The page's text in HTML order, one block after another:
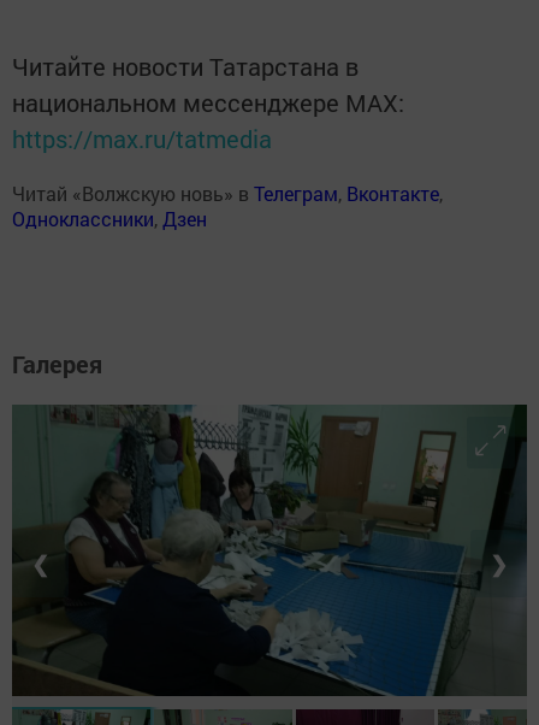
Читайте новости Татарстана в
национальном мессенджере MАХ:
https://max.ru/tatmedia
Читай «Волжскую новь» в Телеграм, Вконтакте,
Одноклассники,Дзен
Галерея
❮ ❯